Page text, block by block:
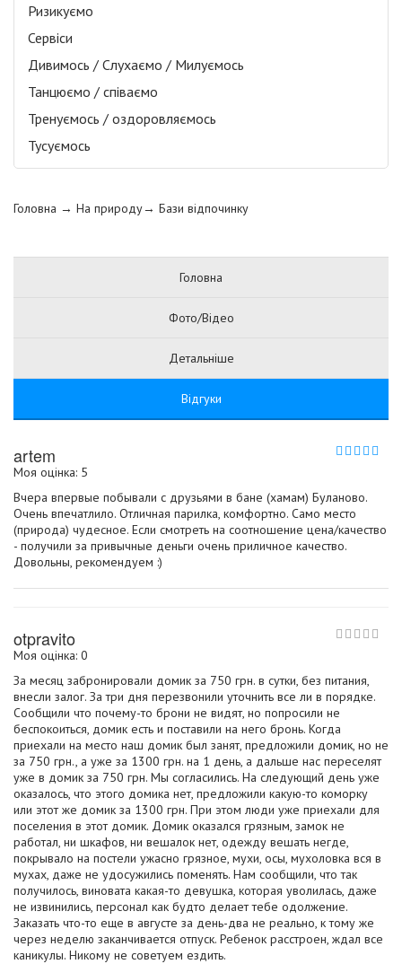
Ризикуємо
Сервіси
Дивимось / Слухаємо / Милуємось
Танцюємо / співаємо
Тренуємось / оздоровляємось
Тусуємось
Головна → На природу→ Бази відпочинку
Головна
Фото/Відео
Детальніше
Відгуки
artem
Моя оцінка: 5
Вчера впервые побывали с друзьями в бане (хамам) Буланово.
Очень впечатлило. Отличная парилка, комфортно. Само место
(природа) чудесное. Если смотреть на соотношение цена/качество
- получили за привычные деньги очень приличное качество.
Довольны, рекомендуем :)
otpravito
Моя оцінка: 0
За месяц забронировали домик за 750 грн. в сутки, без питания,
внесли залог. За три дня перезвонили уточнить все ли в порядке.
Сообщили что почему-то брони не видят, но попросили не
беспокоиться, домик есть и поставили на него бронь. Когда
приехали на место наш домик был занят, предложили домик, но не
за 750 грн., а уже за 1300 грн. на 1 день, а дальше нас переселят
уже в домик за 750 грн. Мы согласились. На следующий день уже
оказалось, что этого домика нет, предложили какую-то коморку
или этот же домик за 1300 грн. При этом люди уже приехали для
поселения в этот домик. Домик оказался грязным, замок не
работал, ни шкафов, ни вешалок нет, одежду вешать негде,
покрывало на постели ужасно грязное, мухи, осы, мухоловка вся в
мухах, даже не удосужились поменять. Нам сообщили, что так
получилось, виновата какая-то девушка, которая уволилась, даже
не извинились, персонал как будто делает тебе одолжение.
Заказать что-то еще в августе за день-два не реально, к тому же
через неделю заканчивается отпуск. Ребенок расстроен, ждал все
каникулы. Никому не советуем ездить.